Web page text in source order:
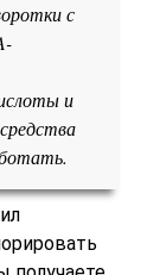
с
и